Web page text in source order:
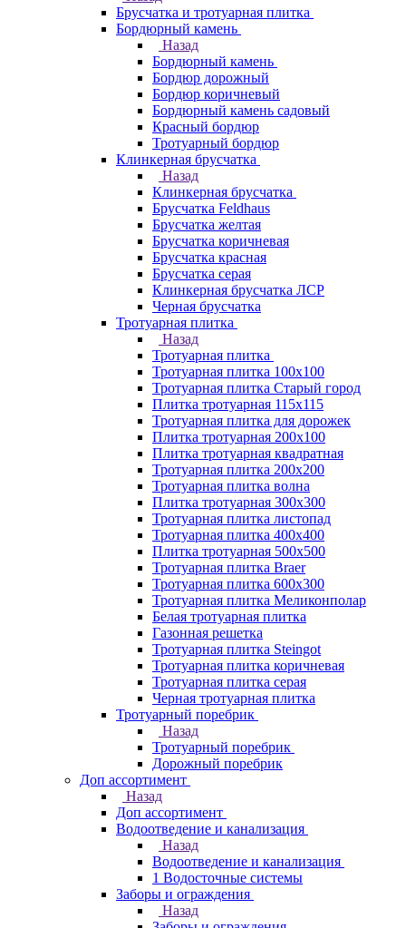
Брусчатка и тротуарная плитка
Бордюрный камень
Назад
Бордюрный камень
Бордюр дорожный
Бордюр коричневый
Бордюрный камень садовый
Красный бордюр
Тротуарный бордюр
Клинкерная брусчатка
Назад
Клинкерная брусчатка
Брусчатка Feldhaus
Брусчатка желтая
Брусчатка коричневая
Брусчатка красная
Брусчатка серая
Клинкерная брусчатка ЛСР
Черная брусчатка
Тротуарная плитка
Назад
Тротуарная плитка
Тротуарная плитка 100x100
Тротуарная плитка Старый город
Плитка тротуарная 115x115
Тротуарная плитка для дорожек
Плитка тротуарная 200х100
Плитка тротуарная квадратная
Тротуарная плитка 200х200
Тротуарная плитка волна
Плитка тротуарная 300х300
Тротуарная плитка листопад
Тротуарная плитка 400х400
Плитка тротуарная 500x500
Тротуарная плитка Braer
Тротуарная плитка 600х300
Тротуарная плитка Меликонполар
Белая тротуарная плитка
Газонная решетка
Тротуарная плитка Steingot
Тротуарная плитка коричневая
Тротуарная плитка серая
Черная тротуарная плитка
Тротуарный поребрик
Назад
Тротуарный поребрик
Дорожный поребрик
Доп ассортимент
Назад
Доп ассортимент
Водоотведение и канализация
Назад
Водоотведение и канализация
1 Водосточные системы
Заборы и ограждения
Назад